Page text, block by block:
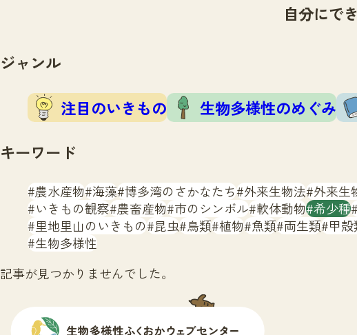
自分にで
ジャンル
注目のいきもの 生物多様性のめぐみ
キーワード
農水産物 海藻 博多湾のさかなたち 外来生物法 外来生
いきもの観察 農畜産物 市のシンボル 軟体動物 希少種
里地里山のいきもの 昆虫 鳥類 植物 魚類 両生類 甲
生物多様性
記事が見つかりませんでした。